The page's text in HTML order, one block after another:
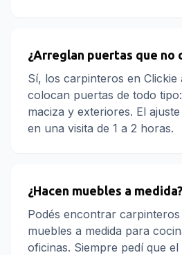
¿Arreglan puertas que no
Sí, los carpinteros en
colocan puertas de todo
maciza y exteriores. El
en una visita de 1 a 2 horas.
¿Hacen muebles a medida?
Podés encontrar
muebles a medida para
oficinas. Siempre pedí que